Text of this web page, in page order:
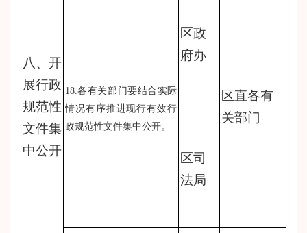
八、开
展行政
规范性
文件集
中公开
18.各有关部门要结合实际
情况有序推进现行有效行
政规范性文件集中公开。
区政
府办
区司
法局
区直各有
关部门